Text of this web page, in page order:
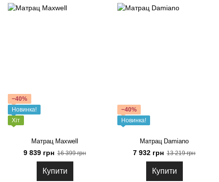
−40%
Новинка!
Хіт
Матрац Maxwell
9 839 грн 16 399 грн
Купити
−40%
Новинка!
Матрац Damiano
7 932 грн 13 219 грн
Купити